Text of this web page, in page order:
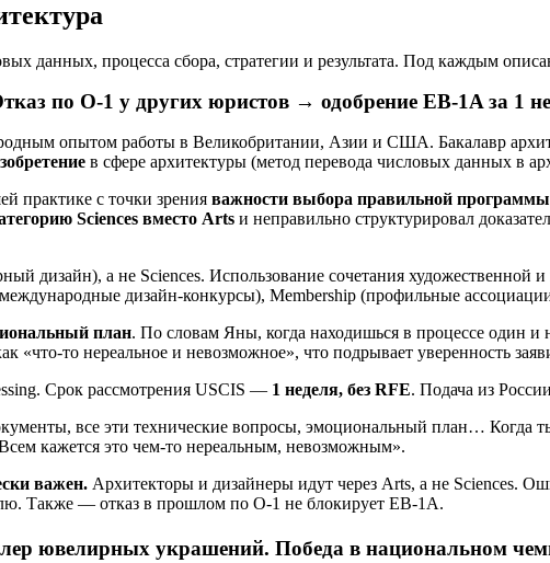
данных, процесса сбора, стратегии и результата. Под каждым
по O-1 у других юристов → одобрение EB-1A за 1
опытом работы в Великобритании, Азии и США. Бакалавр
в сфере архитектуры (метод перевода числовых данных в
практике с точки зренияважности выбора правильной программы
Sciences вместо Arts и неправильно структурировал
дизайн), а не Sciences. Использование сочетания
дизайн-конкурсы), Membership (профильные
план. По словам Яны, когда находишься в процессе один
то нереальное и невозможное», что подрывает уверенность
Срок рассмотрения USCIS — 1 неделя, без RFE. Подача из
все эти технические вопросы, эмоциональный план… Когда
кажется это чем-то нереальным, невозможным».
важен. Архитекторы и дизайнеры идут через Arts, а не Sciences.
Также — отказ в прошлом по O-1 не блокирует EB-1A.
ювелирных украшений. Победа в национальном